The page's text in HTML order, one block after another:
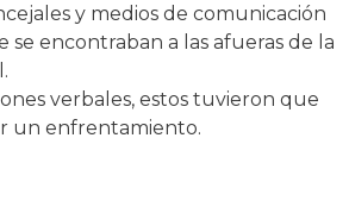
y medios de comunicación
se encontraban a las afueras de la
verbales, estos tuvieron que
un enfrentamiento.